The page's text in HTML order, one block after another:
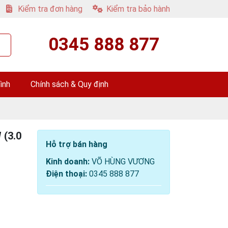
Kiểm tra đơn hàng Kiểm tra bảo hành
0345 888 877
Chính sách & Quy định
(3.0
Hỗ trợ bán hàng
Kinh doanh: VÕ HÙNG VƯƠNG
Điện thoại: 0345 888 877